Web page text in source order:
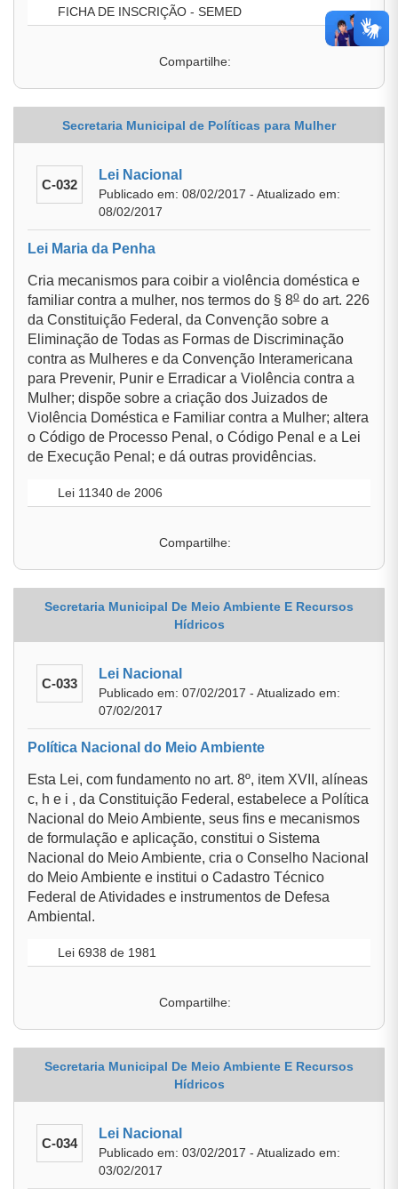
FICHA DE INSCRIÇÃO - SEMED
Compartilhe:
Secretaria Municipal de Políticas para Mulher
C-032
Lei Nacional
Publicado em: 08/02/2017 - Atualizado em:
08/02/2017
Lei Maria da Penha
Cria mecanismos para coibir a violência doméstica e
familiar contra a mulher, nos termos do § 8o do art. 226
da Constituição Federal, da Convenção sobre a
Eliminação de Todas as Formas de Discriminação
contra as Mulheres e da Convenção Interamericana
para Prevenir, Punir e Erradicar a Violência contra a
Mulher; dispõe sobre a criação dos Juizados de
Violência Doméstica e Familiar contra a Mulher; altera
o Código de Processo Penal, o Código Penal e a Lei
de Execução Penal; e dá outras providências.
Lei 11340 de 2006
Compartilhe:
Secretaria Municipal De Meio Ambiente E Recursos
Hídricos
C-033
Lei Nacional
Publicado em: 07/02/2017 - Atualizado em:
07/02/2017
Política Nacional do Meio Ambiente
Esta Lei, com fundamento no art. 8º, item XVII, alíneas
c, h e i , da Constituição Federal, estabelece a Política
Nacional do Meio Ambiente, seus fins e mecanismos
de formulação e aplicação, constitui o Sistema
Nacional do Meio Ambiente, cria o Conselho Nacional
do Meio Ambiente e institui o Cadastro Técnico
Federal de Atividades e instrumentos de Defesa
Ambiental.
Lei 6938 de 1981
Compartilhe:
Secretaria Municipal De Meio Ambiente E Recursos
Hídricos
C-034
Lei Nacional
Publicado em: 03/02/2017 - Atualizado em:
03/02/2017